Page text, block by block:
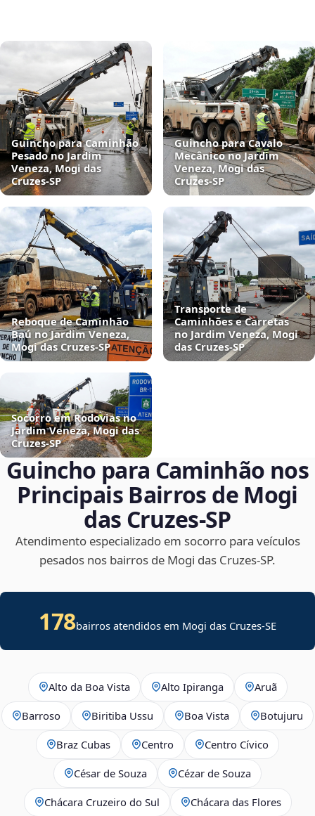
Guincho para Caminhão
Pesado no Jardim
Veneza, Mogi das
Cruzes‑SP
Guincho para Cavalo
Mecânico no Jardim
Veneza, Mogi das
Cruzes‑SP
Reboque de Caminhão
Baú no Jardim Veneza,
Mogi das Cruzes‑SP
Transporte de
Caminhões e Carretas
no Jardim Veneza, Mogi
das Cruzes‑SP
Socorro em Rodovias no
Jardim Veneza, Mogi das
Cruzes‑SP
Guincho para Caminhão nos
Principais Bairros de Mogi
das Cruzes‑SP
Atendimento especializado em socorro para veículos
pesados nos bairros de Mogi das Cruzes‑SP.
178bairros atendidos em Mogi das Cruzes-SE
Alto da Boa Vista Alto Ipiranga Aruã
Barroso Biritiba Ussu Boa Vista Botujuru
Braz Cubas Centro Centro Cívico
César de Souza Cézar de Souza
Chácara Cruzeiro do Sul Chácara das Flores